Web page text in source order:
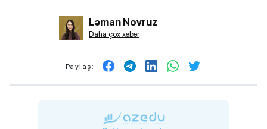
Ləman Novruz
Daha çox xəbər
Paylaş: